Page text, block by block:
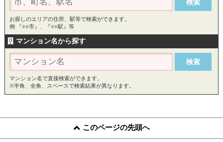
お探しのエリアの住所、駅等で検索ができます。
例 『○○市』、『○○駅』等
マンション名から探す
マンション名で直接検索ができます。
※半角、全角、スペースで検索結果が異なります。
このページの先頭へ